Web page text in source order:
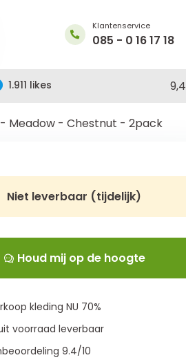
Klantenservice
085 - 0 16 17 18
1.911 likes 9,4
Meadow - Chestnut - 2pack
Niet leverbaar (tijdelijk)
Houd mij op de hoogte
kleding NU 70%
voorraad leverbaar
9.4/10